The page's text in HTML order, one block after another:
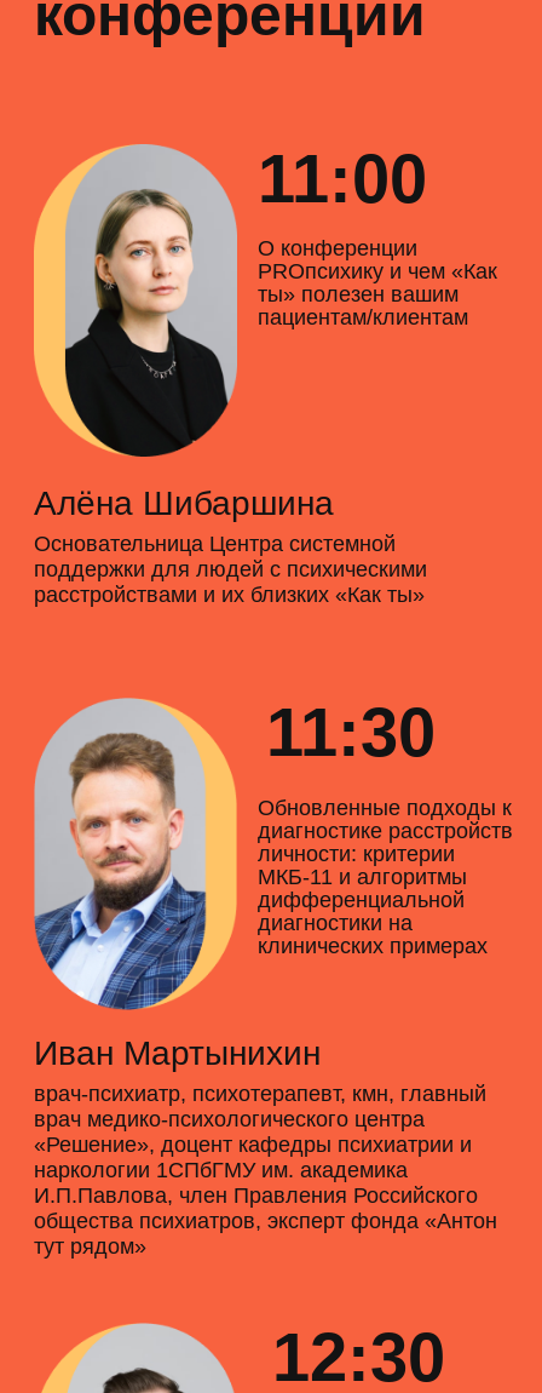
Перерыв
13:30
Совместная работа
психиатра и психолога
при БАР: причины,
принципы, проблемы
Виктор Лебедев
врач-психиатр, кандидат медицинских наук,
психотерапевт,
директор клиники психиатрии и психотерапии
«Майндсет»
15:30
Как специалисту
понять, где грань
между здоровым
пищевым поведением
Ирина Ушкова
Клинический психолог, специалистка по
для профессиональных психологов
«Доказательная психотерапия РПП», автор
книги «Вкус свободы»
16:30
СДВГ и компания: